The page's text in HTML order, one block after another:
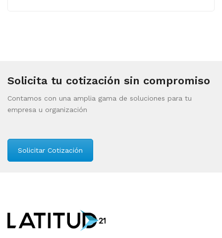
Solicita tu cotización sin compromiso
Contamos con una amplia gama de soluciones para tu
empresa u organización
Solicitar Cotización